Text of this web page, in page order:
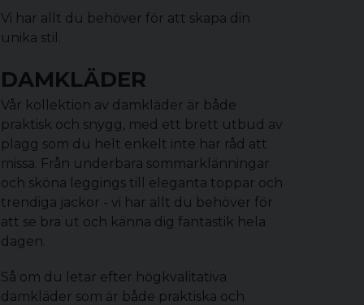
Vi har allt du behöver för att skapa din
unika stil.
DAMKLÄDER
Vår kollektion av damkläder är både
praktisk och snygg, med ett brett utbud av
plagg som du helt enkelt inte har råd att
missa. Från underbara sommarklänningar
och sköna leggings till eleganta toppar och
trendiga jackor - vi har allt du behöver för
att se bra ut och känna dig fantastik hela
dagen.
Så om du letar efter högkvalitativa
damkläder som är både praktiska och